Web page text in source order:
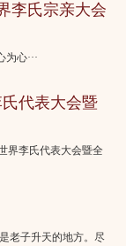
李氏宗亲大会
心···
代表大会暨
界李氏代表大会暨全
老子升天的地方。尽